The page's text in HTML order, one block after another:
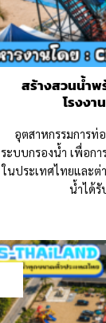
สร้างสวนน้ำพ
โรงง
อุตสาหกรรมการท่
ระบบกรองน้ำ เพื่อก
ในประเทศไทยและต่
น้ำได้